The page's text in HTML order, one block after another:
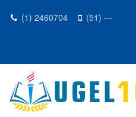
(1) 2460704
(51) ---